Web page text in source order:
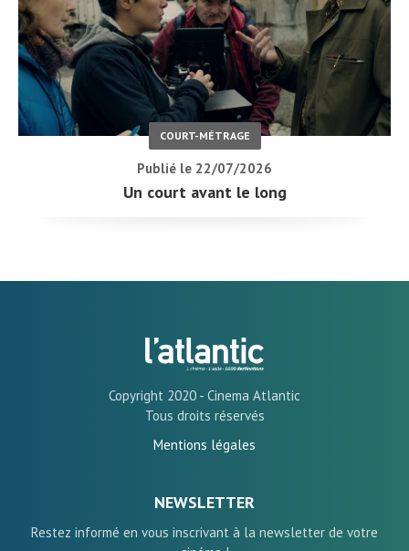
COURT-MÉTRAGE
Publié le 22/07/2026
Un court avant le long
Copyright 2020 - Cinema Atlantic
Tous droits réservés
Mentions légales
NEWSLETTER
Restez informé en vous inscrivant à la newsletter de votre